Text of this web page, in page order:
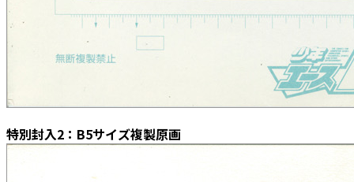
特別封入2：B5サイズ複製原画